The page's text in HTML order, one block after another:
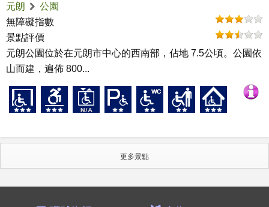
元朗
公園
無障礙指數
景點評價
元朗公園位於在元朗市中心的西南部，佔地 7.5公頃。公園依
山而建，遍佈 800...
更多景點